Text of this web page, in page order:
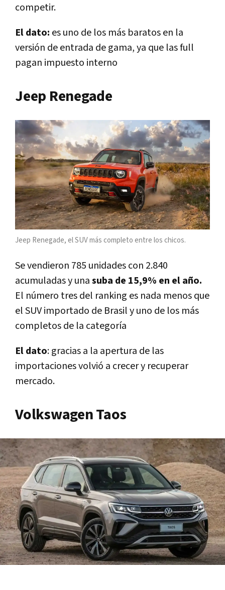
competir.
El dato: es uno de los más baratos en la
versión de entrada de gama, ya que las full
pagan impuesto interno
Jeep Renegade
Jeep Renegade, el SUV más completo entre los chicos.
Se vendieron 785 unidades con 2.840
acumuladas y unasuba de 15,9% en el año.
El número tres del ranking es nada menos que
el SUV importado de Brasil y uno de los más
completos de la categoría
El dato: gracias a la apertura de las
importaciones volvió a crecer y recuperar
mercado.
Volkswagen Taos